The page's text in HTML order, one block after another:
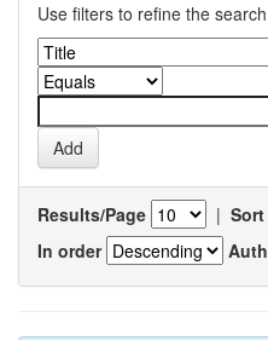
Use filters to refine the
Results/Page |
In order